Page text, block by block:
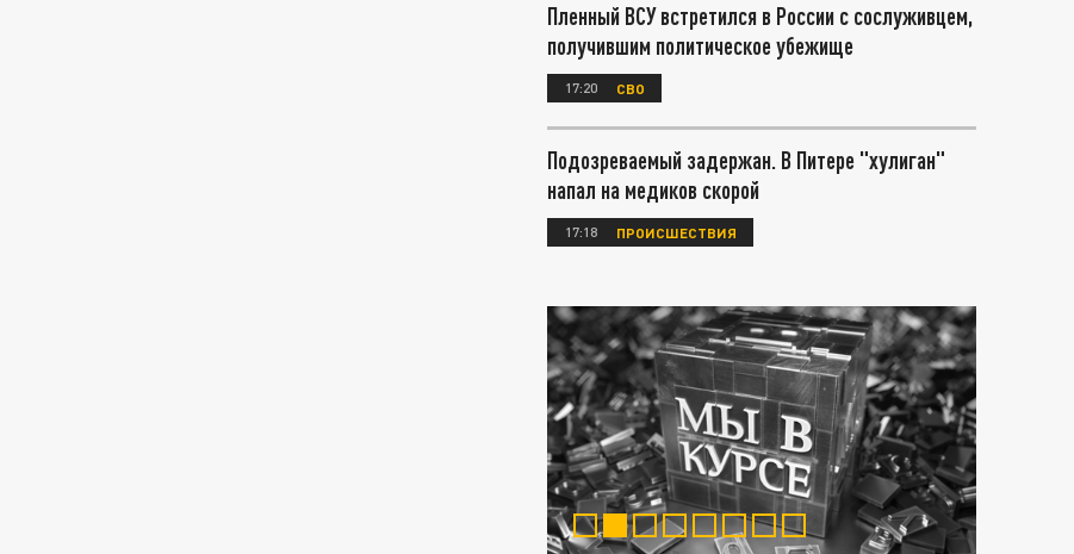
Пленный ВСУ встретился в России с сослуживцем,
получившим политическое убежище
17:20 СВО
Подозреваемый задержан. В Питере "хулиган"
напал на медиков скорой
17:18 ПРОИСШЕСТВИЯ